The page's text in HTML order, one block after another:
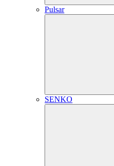
Pulsar
SENKO